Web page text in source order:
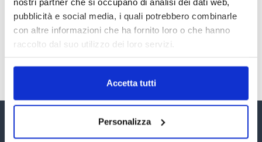
pubblicità e social media, i quali potrebbero combinarle
con altre informazioni che ha fornito loro o che hanno
raccolto dal suo utilizzo dei loro servizi.
Accetta tutti
Personalizza
30 Giugno 2026
Assinform Editore